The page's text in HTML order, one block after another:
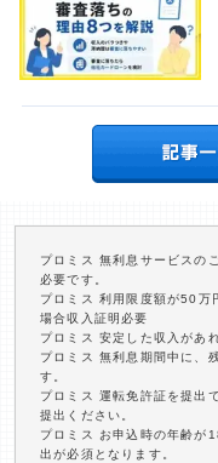
プロミス 無利息サービスの
必要です。
プロミス 利用限度額が50万
場合収入証明必要
プロミス 安定した収入があ
プロミス 無利息期間中に、
す。
プロミス 運転免許証を提出
提出ください。
プロミス お申込時の年齢が
出が必須となります。